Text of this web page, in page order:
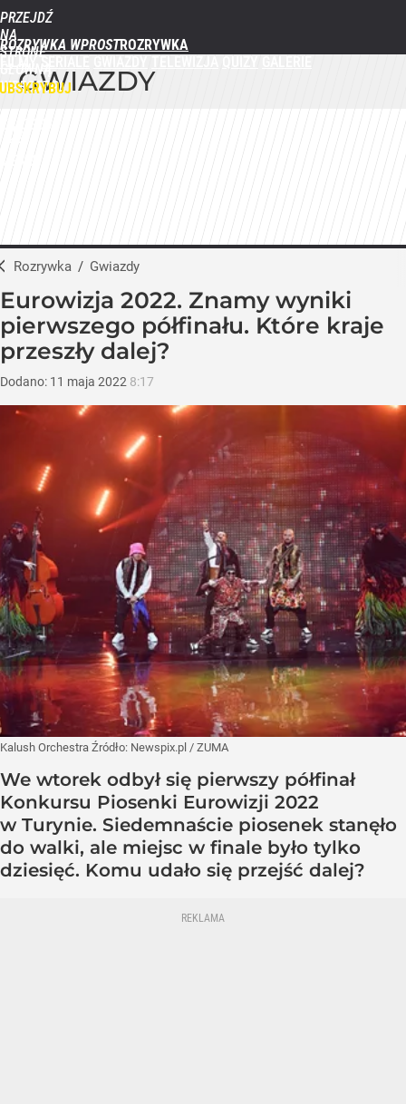
PRZEJDŹ
NA
STRONĘ
GŁÓWNĄ
WPROST.PL
ROZRYWKA WPROST
GWIAZDY
Rozrywka / Gwiazdy
Eurowizja 2022. Znamy wyniki
pierwszego półfinału. Które kraje
przeszły dalej?
Dodano: 11 maja 2022 8:17
Kalush Orchestra Źródło: Newspix.pl / ZUMA
We wtorek odbył się pierwszy półfinał
Konkursu Piosenki Eurowizji 2022
w Turynie. Siedemnaście piosenek stanęło
do walki, ale miejsc w finale było tylko
dziesięć. Komu udało się przejść dalej?